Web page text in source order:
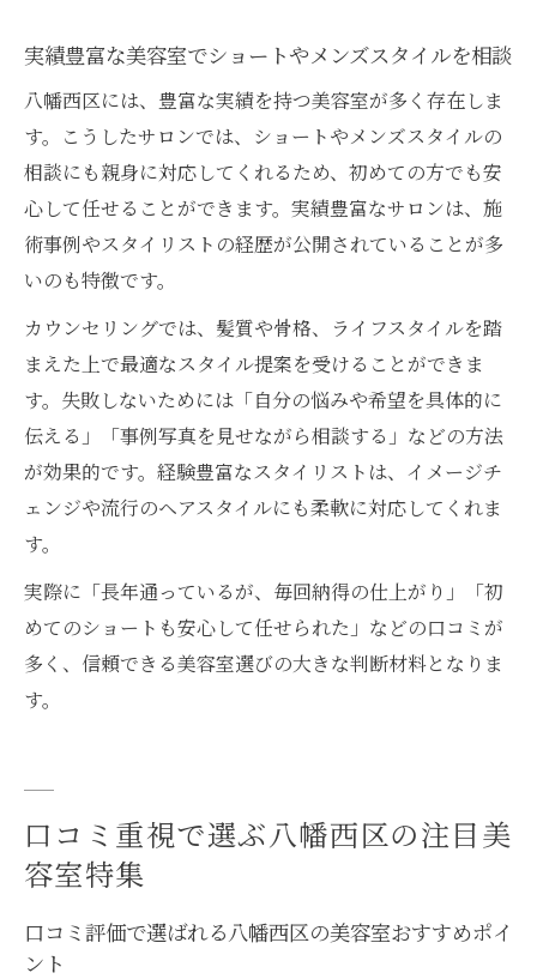
実績豊富な美容室でショートやメンズスタイルを相談
八幡西区には、豊富な実績を持つ美容室が多く存在しま
す。こうしたサロンでは、ショートやメンズスタイルの
相談にも親身に対応してくれるため、初めての方でも安
心して任せることができます。実績豊富なサロンは、施
術事例やスタイリストの経歴が公開されていることが多
いのも特徴です。
カウンセリングでは、髪質や骨格、ライフスタイルを踏
まえた上で最適なスタイル提案を受けることができま
す。失敗しないためには「自分の悩みや希望を具体的に
伝える」「事例写真を見せながら相談する」などの方法
が効果的です。経験豊富なスタイリストは、イメージチ
ェンジや流行のヘアスタイルにも柔軟に対応してくれま
す。
実際に「長年通っているが、毎回納得の仕上がり」「初
めてのショートも安心して任せられた」などの口コミが
多く、信頼できる美容室選びの大きな判断材料となりま
す。
口コミ重視で選ぶ八幡西区の注目美
容室特集
口コミ評価で選ばれる八幡西区の美容室おすすめポイ
ント